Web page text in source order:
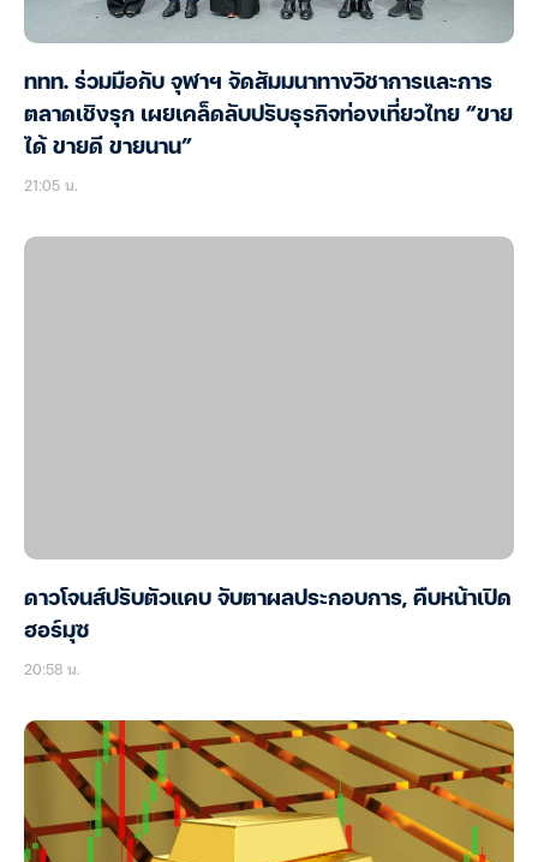
ททท. ร่วมมือกับ จุฬาฯ จัดสัมมนาทางวิชาการและการ
ตลาดเชิงรุก เผยเคล็ดลับปรับธุรกิจท่องเที่ยวไทย “ขาย
ได้ ขายดี ขายนาน”
21:05 น.
ดาวโจนส์ปรับตัวแคบ จับตาผลประกอบการ, คืบหน้าเปิด
ฮอร์มุซ
20:58 น.